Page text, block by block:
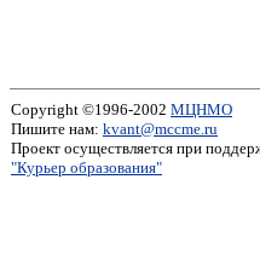
Copyright ©1996-2002 МЦНМО
Пишите нам: kvant@mccme.ru
Проект осуществляется при
"Курьер образования"